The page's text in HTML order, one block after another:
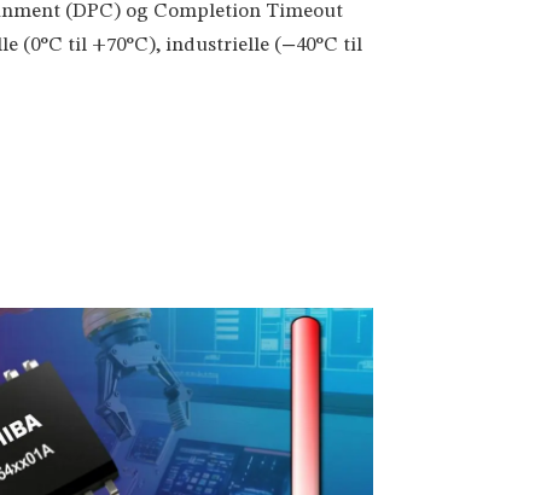
(DPC) og Completion Timeout
(0°C til +70°C), industrielle (−40°C til